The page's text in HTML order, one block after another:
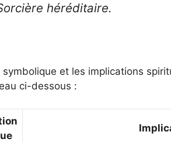
héréditaire.
symbolique et les implications
ci-dessous :